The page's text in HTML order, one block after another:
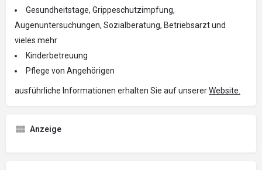
Gesundheitstage, Grippeschutzimpfung,
Augenuntersuchungen, Sozialberatung, Betriebsarzt und
vieles mehr
Kinderbetreuung
Pflege von Angehörigen
ausführliche Informationen erhalten Sie auf unsererWebsite.
Anzeige